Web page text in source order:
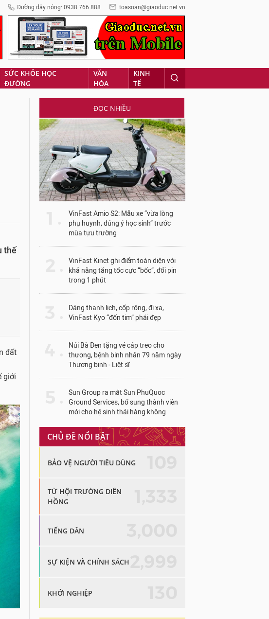
Đường dây nóng: 0938.766.888 toasoan@giaoduc.net.vn
SỨC KHỎE HỌC
ĐƯỜNG
VĂN
HÓA
KINH
TẾ
thế
đất
giới
ĐỌC NHIỀU
VinFast Amio S2: Mẫu xe “vừa lòng
phụ huynh, đúng ý học sinh” trước
mùa tựu trường
VinFast Kinet ghi điểm toàn diện với
khả năng tăng tốc cực “bốc”, đổi pin
trong 1 phút
Dáng thanh lịch, cốp rộng, đi xa,
VinFast Kyo “đốn tim” phái đẹp
Núi Bà Đen tặng vé cáp treo cho
thương, bệnh binh nhân 79 năm ngày
Thương binh - Liệt sĩ
Sun Group ra mắt Sun PhuQuoc
Ground Services, bổ sung thành viên
mới cho hệ sinh thái hàng không
CHỦ ĐỀ NỔI BẬT
BẢO VỆ NGƯỜI TIÊU DÙNG
TỪ HỘI TRƯỜNG DIÊN
HỒNG
TIẾNG DÂN
SỰ KIỆN VÀ CHÍNH SÁCH
KHỞI NGHIỆP